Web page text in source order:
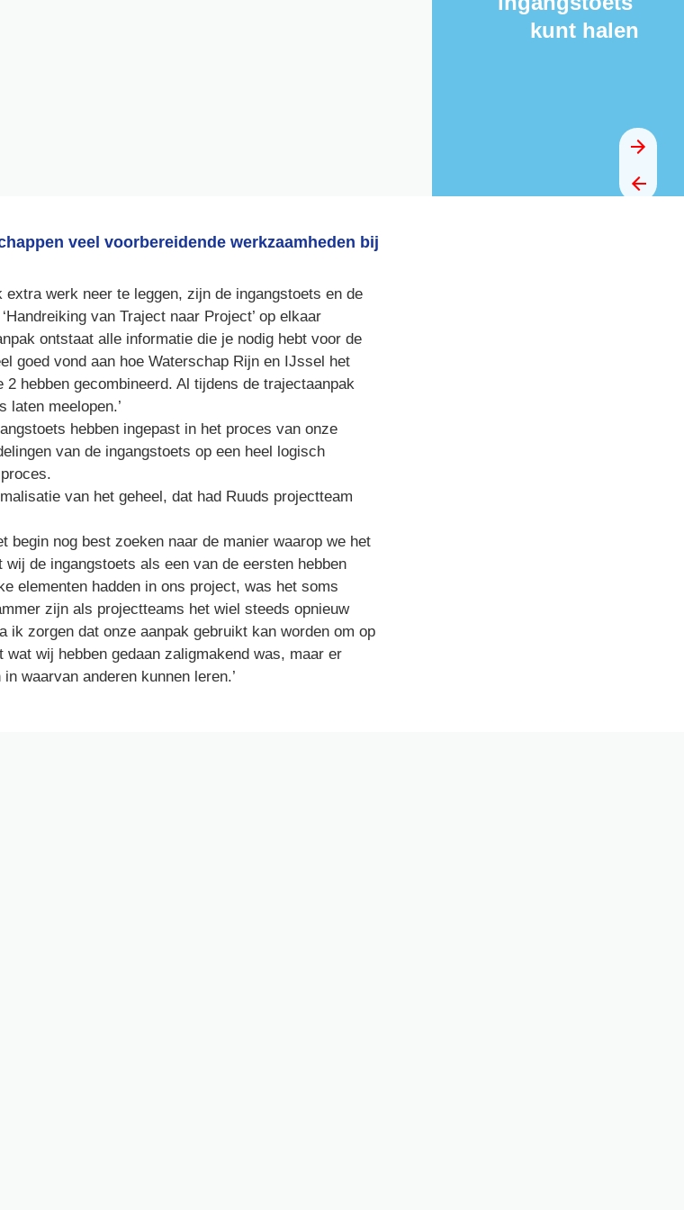
kunt halen
veel voorbereidende werkzaamheden bij
extra werk neer te leggen, zijn de ingangstoets en de
van Traject naar Project’ op elkaar
ontstaat alle informatie die je nodig hebt voor de
goed vond aan hoe Waterschap Rijn en IJssel het
hebben gecombineerd. Al tijdens de trajectaanpak
hebben ingepast in het proces van onze
van de ingangstoets op een heel logisch
van het geheel, dat had Ruuds projectteam
begin nog best zoeken naar de manier waarop we het
wij de ingangstoets als een van de eersten hebben
elementen hadden in ons project, was het soms
zijn als projectteams het wiel steeds opnieuw
ik zorgen dat onze aanpak gebruikt kan worden om op
wij hebben gedaan zaligmakend was, maar er
waarvan anderen kunnen leren.’